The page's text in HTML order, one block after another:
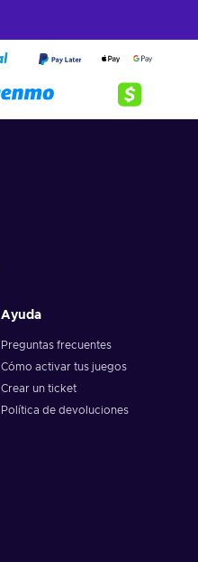
Ayuda
Preguntas frecuentes
Cómo activar tus juegos
Crear un ticket
Política de devoluciones